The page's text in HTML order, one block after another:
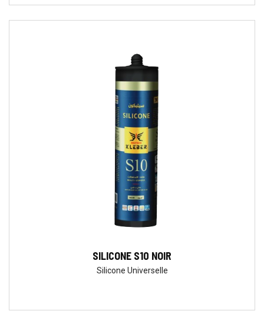
SILICONE S10 NOIR
Silicone Universelle